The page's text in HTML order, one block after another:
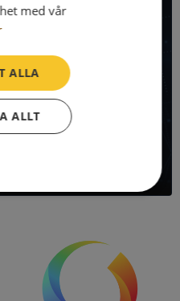
du kan hämta
betalningsanmärkningar,
på alla Sveriges företag
Bli kund idag och kom igång
med vår
ALLA
ALLT
Inriktning
Oklassificerade